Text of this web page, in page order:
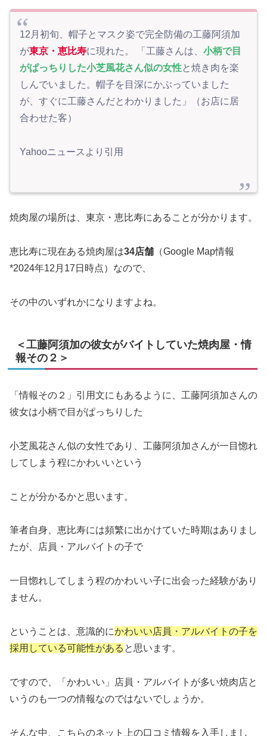
12月初旬、帽子とマスク姿で完全防備の工藤阿須加
が東京・恵比寿に現れた。 「工藤さんは、 小柄で目
がぱっちりした小芝風花さん似の女性と焼き肉を楽
しんでいました。帽子を目深にかぶっていました
が、すぐに工藤さんだとわかりました」（お店に居
合わせた客）
Yahooニュースより引用
焼肉屋の場所は、東京・恵比寿にあることが分かります。
恵比寿に現在ある焼肉屋は34店舗 （Google Map情報
*2024年12月17日時点）なので、
その中のいずれかになりますよね。
＜工藤阿須加の彼女がバイトしていた焼肉屋・情
報その２＞
「情報その２」引用文にもあるように、工藤阿須加さんの
彼女は小柄で目がぱっちりした
小芝風花さん似の女性であり、工藤阿須加さんが一目惚れ
してしまう程にかわいいという
ことが分かるかと思います。
筆者自身、恵比寿には頻繁に出かけていた時期はありまし
たが、店員・アルバイトの子で
一目惚れしてしまう程のかわいい子に出会った経験があり
ません。
ということは、意識的にかわいい店員・アルバイトの子を
採用している可能性がある と思います。
ですので、「かわいい」店員・アルバイトが多い焼肉店と
いうのも一つの情報なのではないでしょうか。
そんな中、こちらのネット上の口コミ情報を入手しまし